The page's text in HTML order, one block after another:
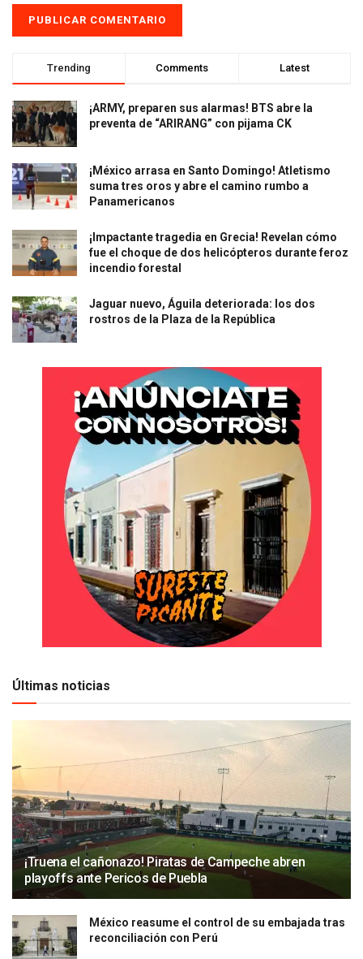
Trending Comments Latest
¡ARMY, preparen sus alarmas! BTS abre la
preventa de “ARIRANG” con pijama CK
¡México arrasa en Santo Domingo! Atletismo
suma tres oros y abre el camino rumbo a
Panamericanos
¡Impactante tragedia en Grecia! Revelan cómo
fue el choque de dos helicópteros durante feroz
incendio forestal
Jaguar nuevo, Águila deteriorada: los dos
rostros de la Plaza de la República
Últimas noticias
¡Truena el cañonazo! Piratas de Campeche abren
playoffs ante Pericos de Puebla
México reasume el control de su embajada tras
reconciliación con Perú